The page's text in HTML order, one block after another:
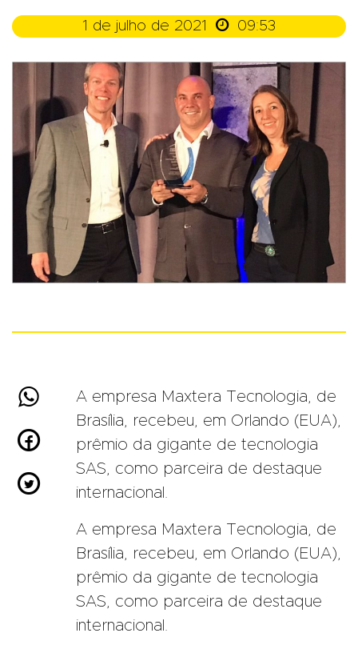
1 de julho de 2021  09:53



A empresa Maxtera Tecnologia, de
Brasília, recebeu, em Orlando (EUA),
prêmio da gigante de tecnologia
SAS, como parceira de destaque
internacional.
A empresa Maxtera Tecnologia, de
Brasília, recebeu, em Orlando (EUA),
prêmio da gigante de tecnologia
SAS, como parceira de destaque
internacional.